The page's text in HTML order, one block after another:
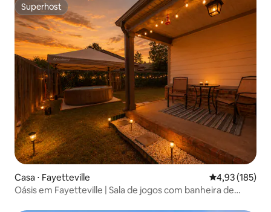
Superhost
Superhost
Casa ⋅ Fayetteville 4,93 de uma
4,93 (185)
Oásis em Fayetteville | Sala de jogos com banheira de